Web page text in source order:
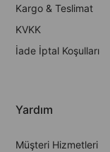
Kargo & Teslimat
KVKK
İade İptal Koşulları
Yardım
Müşteri Hizmetleri